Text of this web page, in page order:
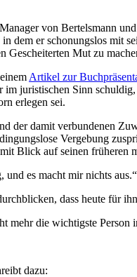
von Bertelsmann
dem er schonungslos mit
Gescheiterten Mut zu
Artikel zur
juristischen Sinn schuldig,
erlegen sei.
der damit verbundenen
Vergebung
Blick auf seinen früheren
und es macht mir nichts aus.“
dass heute für
mehr die wichtigste Person
dazu: